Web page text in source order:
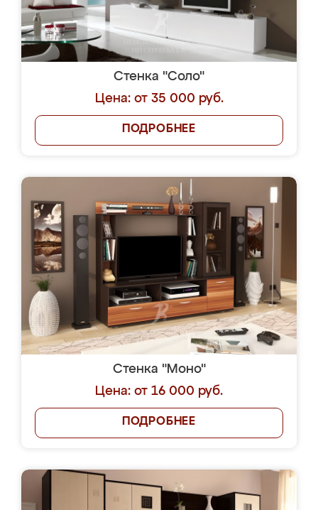
Стенка "Соло"
Цена: от 35 000 руб.
ПОДРОБНЕЕ
Стенка "Моно"
Цена: от 16 000 руб.
ПОДРОБНЕЕ